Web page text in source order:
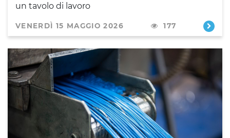
un tavolo di lavoro
VENERDÌ 15 MAGGIO 2026 177